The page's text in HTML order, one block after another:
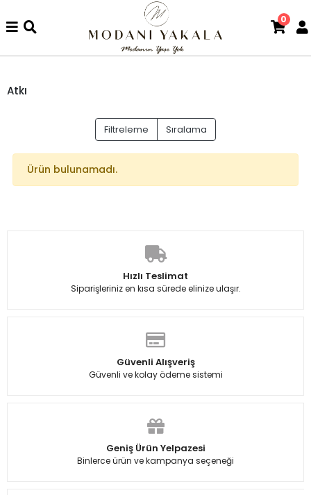
0
Atkı
Filtreleme Sıralama
Ürün bulunamadı.
Hızlı Teslimat
Siparişleriniz en kısa sürede elinize ulaşır.
Güvenli Alışveriş
Güvenli ve kolay ödeme sistemi
Geniş Ürün Yelpazesi
Binlerce ürün ve kampanya seçeneği